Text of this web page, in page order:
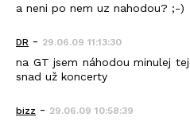
a neni po nem uz nahodou? ;-)
DR - 29.06.09 11:13:30
na GT jsem náhodou minulej
snad už koncerty
bizz - 29.06.09 10:58:39